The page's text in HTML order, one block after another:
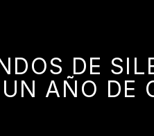
DE
AÑO DE